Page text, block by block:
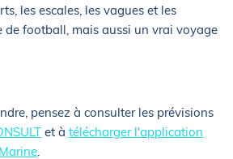
les escales, les vagues et les
de football, mais aussi un vrai voyage
pensez à consulter les prévisions
et à télécharger l'application
.